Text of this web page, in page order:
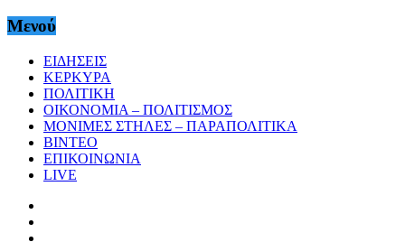
Μενού
ΕΙΔΗΣΕΙΣ
ΚΕΡΚΥΡΑ
ΠΟΛΙΤΙΚΗ
ΟΙΚΟΝΟΜΙΑ – ΠΟΛΙΤΙΣΜΟΣ
ΜΟΝΙΜΕΣ ΣΤΗΛΕΣ – ΠΑΡΑΠΟΛΙΤΙΚΑ
ΒΙΝΤΕΟ
ΕΠΙΚΟΙΝΩΝΙΑ
LIVE